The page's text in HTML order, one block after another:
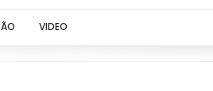
VIDEO